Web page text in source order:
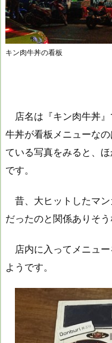
キン肉牛丼の看板
店名は『キン肉牛丼』
牛丼が看板メニューな
ている写真をみると、
です。
昔、大ヒットしたマ
だったのと関係ありそ
店内に入ってメニュ
ようです。